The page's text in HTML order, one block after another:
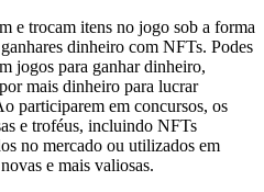
e trocam itens no jogo sob a forma
dinheiro com NFTs. Podes
jogos para ganhar dinheiro,
mais dinheiro para lucrar
participarem em concursos, os
e troféus, incluindo NFTs
no mercado ou utilizados em
e mais valiosas.